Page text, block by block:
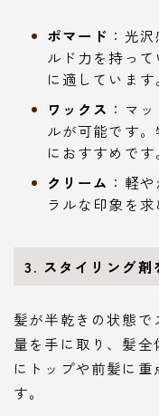
ポマード ：光
ルド力を持っ
に適しています
ワックス ：マ
ルが可能です
におすすめです
クリーム ：軽
ラルな印象を求
3. スタイリング剤
髪が半乾きの状態
量を手に取り、髪
にトップや前髪に
す。